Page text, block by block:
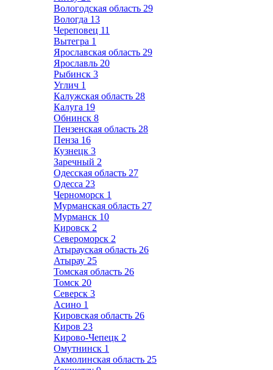
Вологодская область 29
Вологда 13
Череповец 11
Вытегра 1
Ярославская область 29
Ярославль 20
Рыбинск 3
Углич 1
Калужская область 28
Калуга 19
Обнинск 8
Пензенская область 28
Пенза 16
Кузнецк 3
Заречный 2
Одесская область 27
Одесса 23
Черноморск 1
Мурманская область 27
Мурманск 10
Кировск 2
Североморск 2
Атырауская область 26
Атырау 25
Томская область 26
Томск 20
Северск 3
Асино 1
Кировская область 26
Киров 23
Кирово-Чепецк 2
Омутнинск 1
Акмолинская область 25